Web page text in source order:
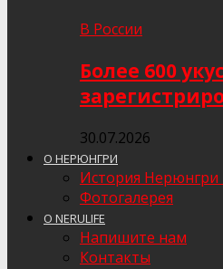
В России
Более 600
30.07.2026
О НЕРЮНГРИ
История Нерюнгри
Фотогалерея
О NERULIFE
Напишите нам
Контакты